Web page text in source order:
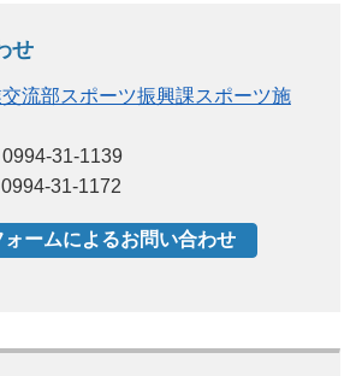
せ
流部スポーツ振興課スポーツ施
31-1139
31-1172